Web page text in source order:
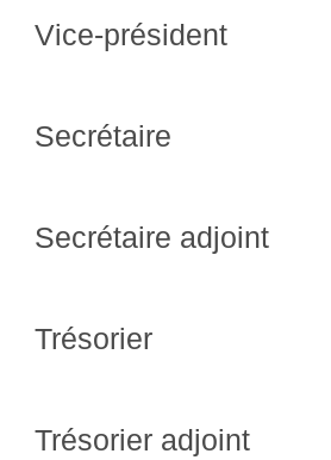
Vice-président
Secrétaire
Secrétaire adjoint
Trésorier
Trésorier adjoint